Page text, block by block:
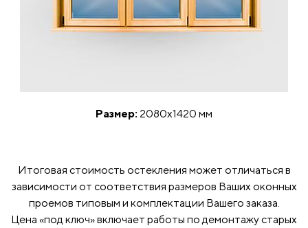
Размер: 2080х1420 мм
Итоговая стоимость остекления может отличаться в
зависимости от соответствия размеров Ваших оконных
проемов типовым и комплектации Вашего заказа.
Цена «под ключ» включает работы по демонтажу старых